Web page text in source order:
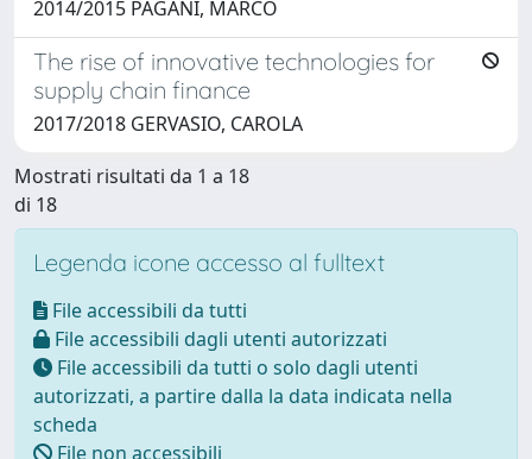
2014/2015 PAGANI, MARCO
The rise of innovative technologies for
supply chain finance
2017/2018 GERVASIO, CAROLA
Mostrati risultati da 1 a 18
di 18
Legenda icone accesso al fulltext
File accessibili da tutti
File accessibili dagli utenti autorizzati
File accessibili da tutti o solo dagli utenti
autorizzati, a partire dalla la data indicata nella
scheda
File non accessibili